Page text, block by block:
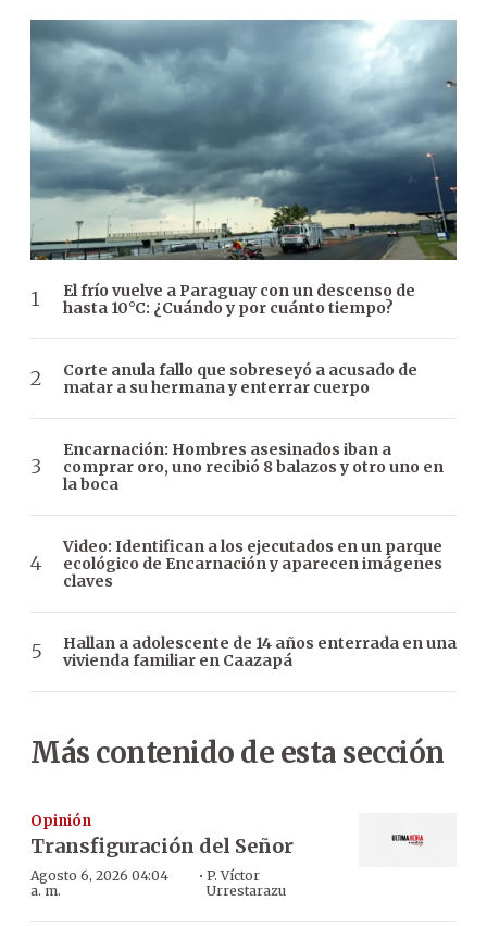
El frío vuelve a Paraguay con un descenso de
hasta 10°C: ¿Cuándo y por cuánto tiempo?
Corte anula fallo que sobreseyó a acusado de
matar a su hermana y enterrar cuerpo
Encarnación: Hombres asesinados iban a
comprar oro, uno recibió 8 balazos y otro uno en
la boca
Video: Identifican a los ejecutados en un parque
ecológico de Encarnación y aparecen imágenes
claves
Hallan a adolescente de 14 años enterrada en una
vivienda familiar en Caazapá
Más contenido de esta sección
Opinión
Transfiguración del Señor
Agosto 6, 2026 04:04
a. m.
· P. Víctor
Urrestarazu